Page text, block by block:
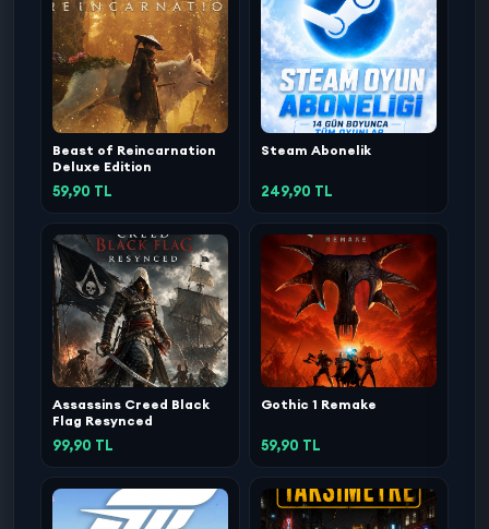
Beast of Reincarnation
Deluxe Edition
59,90 TL
Steam Abonelik
249,90 TL
Assassins Creed Black
Flag Resynced
99,90 TL
Gothic 1 Remake
59,90 TL